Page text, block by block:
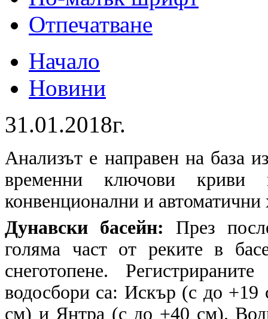
Отпечатване
Начало
Новини
31.01.2018г.
Анализът е направен на база
временни ключови криви
конвенционални и
Дунавски басейн: През
голяма част от реките в
снеготопене.
водосбори са: Искър (с до
см) и Янтра (с до +40 см).